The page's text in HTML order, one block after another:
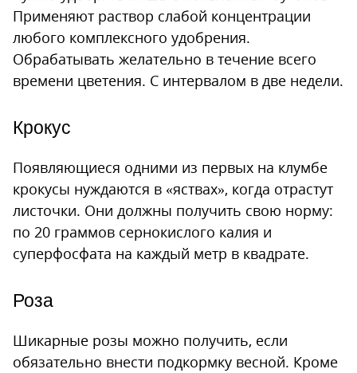
Применяют раствор слабой концентрации
любого комплексного удобрения.
Обрабатывать желательно в течение всего
времени цветения. С интервалом в две недели.
Крокус
Появляющиеся одними из первых на клумбе
крокусы нуждаются в «яствах», когда отрастут
листочки. Они должны получить свою норму:
по 20 граммов сернокислого калия и
суперфосфата на каждый метр в квадрате.
Роза
Шикарные розы можно получить, если
обязательно внести подкормку весной. Кроме